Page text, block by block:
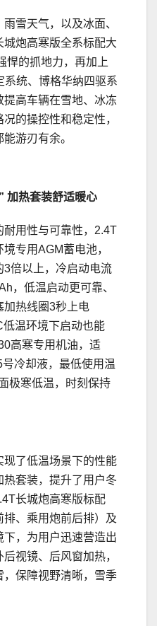
雪天气，以及冰面、
炮高寒版全系标配大
悍的抓地力，再加上
统、博格华纳四驱系
高车辆在雪地、冰冻
的操控性和稳定性，
游刃有余。
加热套装舒适暖心
耐用性与可靠性，2.4T
专用AGM蓄电池，
倍以上，冷启动电流
，低温启动更可靠、
加热线圈3秒上电
低温环境下启动也能
高寒专用机油，适
冷却液，最低使用温
极寒低温，时刻保持
现了低温场景下的性能
套装，提升了用户冬
长城炮高寒版标配
、乘用炮前后排）及
，为用户迅速营造出
视镜、后风窗加热，
保障视野清晰，雪季